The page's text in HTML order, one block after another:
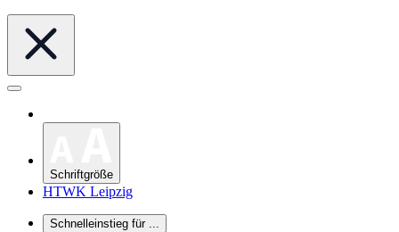
Schriftgröße
HTWK Leipzig
Schnelleinstieg für ...